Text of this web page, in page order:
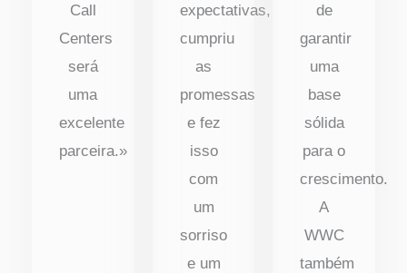
Call
Centers
será
uma
excelente
parceira.»
expectativas,
cumpriu
as
promessas
e fez
isso
com
um
sorriso
e um
de
garantir
uma
base
sólida
para o
crescimento.
A
WWC
também